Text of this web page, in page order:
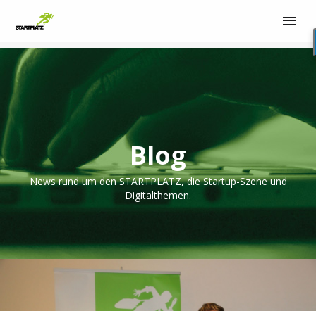
Blog
News rund um den STARTPLATZ, die Startup-Szene und
Digitalthemen.